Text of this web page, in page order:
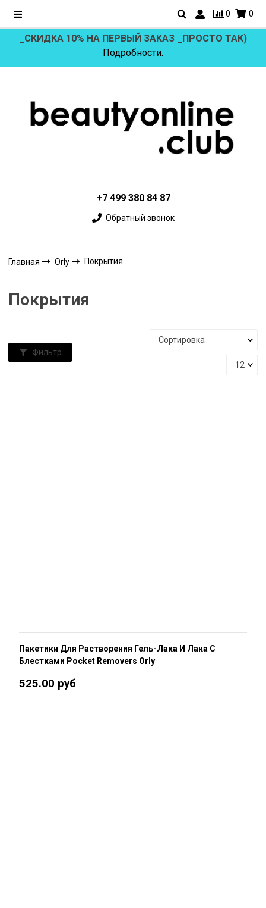
0 0
_СКИДКА 10% НА ПЕРВЫЙ ЗАКАЗ _ПРОСТО ТАК)
Подробности.
+7 499 380 84 87
Обратный звонок
Главная Orly Покрытия
Покрытия
Фильтр
Пакетики Для Растворения Гель-Лака И Лака С
Блестками Pocket Removers Orly
525.00 руб